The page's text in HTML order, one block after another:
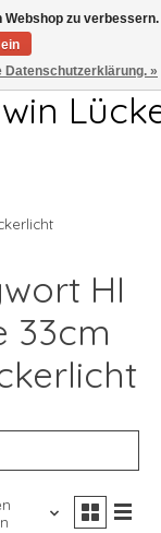
HI
33cm
Webshop zu verbessern.
Datenschutzerklärung. »